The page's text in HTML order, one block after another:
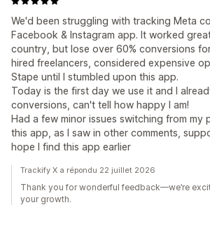
We'd been struggling with tracking Meta
Facebook & Instagram app. It worked
country, but lose over 60% conversions for
hired freelancers, considered expensive
Stape until I stumbled upon this app.
Today is the first day we use it and I
conversions, can't tell how happy I am!
Had a few minor issues switching from my
this app, as I saw in other comments,
hope I find this app earlier
Trackify X a répondu 22 juillet 2026
Thank you for wonderful feedback—we’re
your growth.